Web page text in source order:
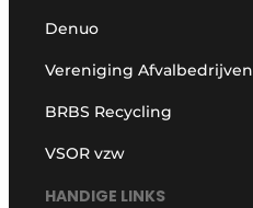
Denuo
Vereniging Afvalbedrijven
BRBS Recycling
VSOR vzw
HANDIGE LINKS